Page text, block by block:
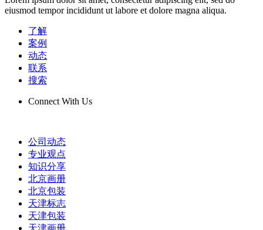
eiusmod tempor incididunt ut labore et dolore magna aliqua.
了解
案例
动态
联系
搜索
Connect With Us
公司动态
专业观点
知识分享
北京画册
北京包装
天津标志
天津包装
天津画册